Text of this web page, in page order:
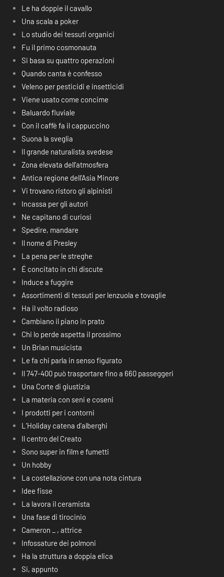
Le ha doppie il cavallo
Una scala a poker
Lo studio dei tessuti organici
Fu il primo cosmonauta
Si basa su quattro operazioni
Quando canta è confesso
Veleno per pesticidi e insetticidi
Viene usato come concime
Baluardo fluviale
Con il caffè fa il cappuccino
Suona la sveglia
Il grande naturalista svedese
Zona elevata dell’atmosfera
Antica regione dell’Asia Minore
Vi trovano ristoro gli alpinisti
Incassa per gli autori
Ne capitano di curiosi
Spedire, mandare
Il nome di Presley
La pena per le streghe
É concitato in chi discute
Induce a fuggire
Assortimenti di tessuti per lenzuola e tovaglie
Ha il volto radioso
Cambiano il piano in prato
Chi lo perde aspetta il prossimo
Un Brian musicista
Le fa chi parla in senso figurato
Il 747-400 può trasportare fino a 660 passeggeri
Una Corte di giustizia
La materia con seni e coseni
I prodotti per i contorni
L’Holiday catena d’alberghi
Il centro del Creato
Sono super in film e fumetti
Un hobby
La costellazione con una nota cintura
Idee fisse
La lavora il ceramista
Una fase di tirocinio
Cameron _ , attrice
Infossature dei polmoni
Ha la struttura a doppia elica
Si, appunto